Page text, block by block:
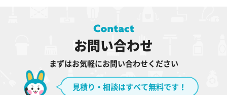
お問い合わせ
まずはお気軽にお問い合わせください
見積り・相談はすべて無料です！